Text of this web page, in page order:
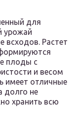
для
урожай
всходов. Растет
плоды с
и весом
имеет отличные
долго не
хранить всю